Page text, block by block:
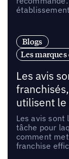
Blogs
Les
Les avis
utilisent le
Les avis sont
tâche pour
comment
franchise